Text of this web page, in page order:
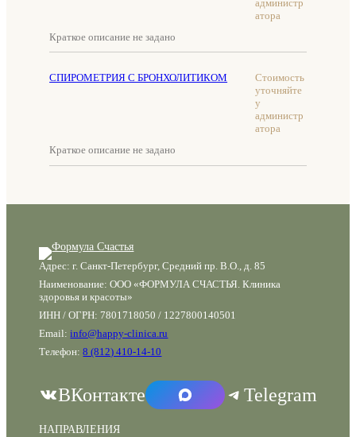
администр
атора
Краткое описание не задано
СПИРОМЕТРИЯ С БРОНХОЛИТИКОМ
Стоимость
уточняйте
у
администр
атора
Краткое описание не задано
Адрес: г. Санкт-Петербург, Средний пр. В.О., д. 85
Наименование: ООО «ФОРМУЛА СЧАСТЬЯ. Клиника
здоровья и красоты»
ИНН / ОГРН: 7801718050 / 1227800140501
Email:info@happy-clinica.ru
Телефон:8 (812) 410-14-10
ВКонтакте Telegram
НАПРАВЛЕНИЯ